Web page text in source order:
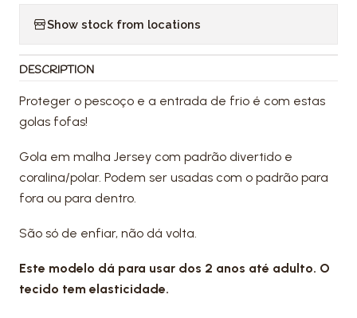
Show stock from locations
DESCRIPTION
Proteger o pescoço e a entrada de frio é com estas
golas fofas!
Gola em malha Jersey com padrão divertido e
coralina/polar. Podem ser usadas com o padrão para
fora ou para dentro.
São só de enfiar, não dá volta.
Este modelo dá para usar dos 2 anos até adulto. O
tecido tem elasticidade.